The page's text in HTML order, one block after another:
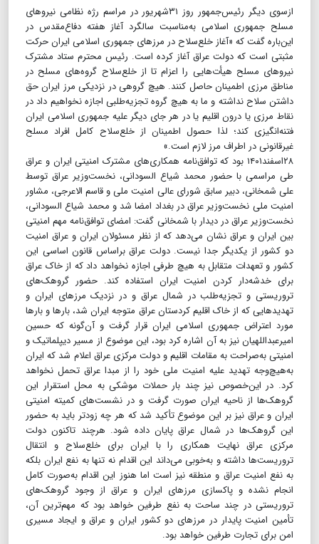
ازسوی دیگر رئیس‌جمهور روز ۳۱شهریور در مراسم رژه نظامی نیروهای
مسلح جمهوری اسلامی به‌مناسبت سالگرد آغاز هفته دفاع‌مقدس در
این‌باره گفت که «آغاز خلع‌سلاح در مرزهای جمهوری اسلامی ایران حرکت
مثبتی است که دولت عراق آغاز کرده است. رئیس محترم ستاد مشترک
نیروهای مسلح هیأت‌هایی را اعزام تا از خلع‌سلاح گروه‌های مسلح در
مناطق مرزی اطمینان حاصل کنند. هیچ گروهی در نزدیکی مرز ایران حق
داشتن سلاح نداشته و ما به هیچ گروه تجزیه‌طلبی اجازه نخواهیم داد در
نقاط مرزی یا درون اقلیم یا در هر جای دیگر علیه جمهوری اسلامی ایران
فتنه‌انگیزی کند؛ لذا حصول اطمینان از خلع‌سلاح کامل افراد مسلح
غیرقانونی در اطراف مرز لازم است.»
​​​​​​​۲۸اسفند۱۴۰۱ بود که توافق‌نامه همکاری‌های مشترک امنیتی ایران و عراق
طی مراسمی با حضور محمد ‌شیاع السودانی، نخست‌وزیر عراق توسط
علی شمخانی، دبیر سابق شورای عالی امنیت ملی و قاسم الاعرجی، مشاور
امنیت ملی نخست‌وزیر عراق در بغداد امضا شد و محمد شیاع السودانی،
نخست‌وزیر عراق در دیدار با شمخانی گفت: امضای توافق‌نامه مهم امنیتی
بین ایران و عراق نشان می‌دهد که از نظر مسئولان ایران و عراق امنیت
دو کشور از یکدیگر جدا نیست. دولت عراق براساس قانون اساسی این
کشور و تعهدات متقابل به هیچ طرفی اجازه نخواهد داد که از خاک عراق
برای خدشه‌دار کردن امنیت ایران استفاده کند. حضور گروهک‌های
تروریستی و تجزیه‌طلب در شمال عراق و در نزدیک مرزهای ایران و
تهدیدهایی که از خاک اقلیم کردستان عراق متوجه ایران شد، بارها و بارها
مورد اعتراض جمهوری اسلامی ایران قرار گرفت و آن‌گونه که حسین
امیرعبداللهیان نیز به آن اشاره کرد بود، این موضوع از مسیر دیپلماتیک و
امنیتی به‌صراحت به مقامات اقلیم و دولت مرکزی عراق اعلام شد که ایران
به‌هیچ‌وجه تهدید علیه امنیت ملی خود را از مبدا عراق تحمل نخواهد
کرد. در این‌خصوص نیز چند بار حملات موشکی به محل استقرار این
گروهک‌ها از ناحیه ایران صورت گرفت و در نشست‌های کمیته امنیتی
ایران و عراق نیز بر این موضوع تأکید شد که هر چه زودتر باید به حضور
این گروهک‌ها در شمال عراق پایان داده شود. هرچند تاکنون دولت
مرکزی عراق نهایت همکاری را با ایران برای خلع‌سلاح و انتقال
تروریست‌ها داشته و به‌خوبی می‌داند این اقدام نه تنها به نفع ایران بلکه
به نفع امنیت عراق و منطقه نیز است اما هنوز این اقدام به‌صورت کامل
انجام نشده و پاکسازی مرزهای ایران و عراق از وجود گروهک‌های
تروریستی در چند ساحت به نفع طرفین خواهد بود که مهم‌ترین آن،
تأمین امنیت پایدار در مرزهای دو کشور ایران و عراق و ایجاد مسیری
امن برای تجارت طرفین خواهد بود.